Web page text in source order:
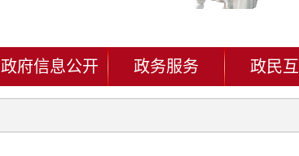
政府信息公开 政务服务 政民